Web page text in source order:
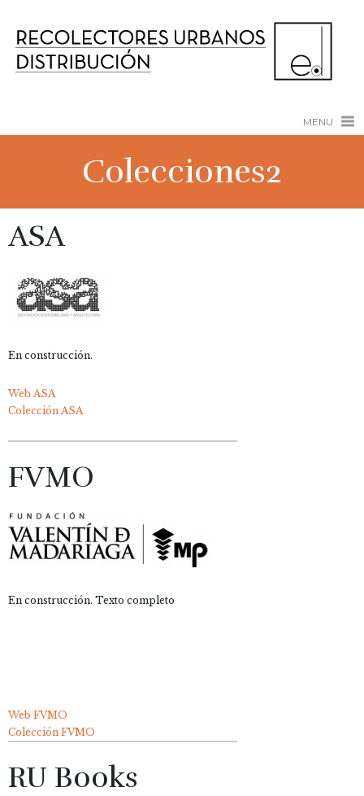
MENU
Colecciones2
ASA
En construcción.
Web ASA
Colección ASA
FVMO
En construcción. Texto completo
Web FVMO
Colección FVMO
RU Books